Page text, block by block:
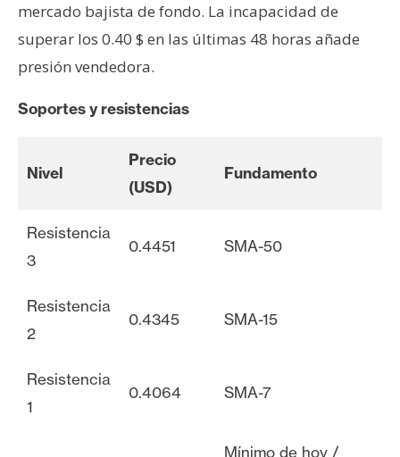
mercado bajista de fondo. La incapacidad de
superar los 0.40 $ en las últimas 48 horas añade
presión vendedora.
Soportes y resistencias
Nivel
Precio
(USD)
Fundamento
Resistencia
3
0.4451 SMA-50
Resistencia
2
0.4345 SMA-15
Resistencia
1
0.4064 SMA-7
Mínimo de hoy /